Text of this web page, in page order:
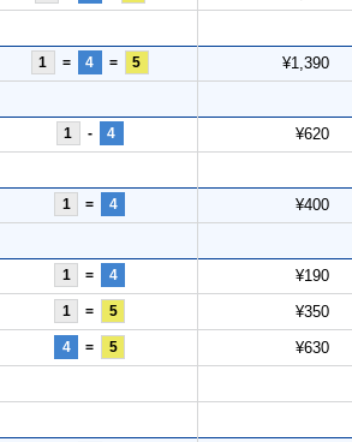
1 = 4 = 5 ¥1,390
1 - 4 ¥620
1 = 4 ¥400
1 = 4 ¥190
1 = 5 ¥350
4 = 5 ¥630